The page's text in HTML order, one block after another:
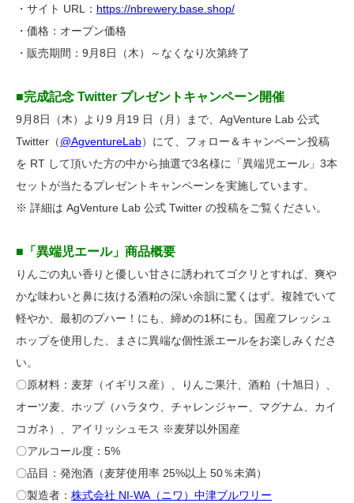
・サイト URL： https://nbrewery.base.shop/
・価格：オープン価格
・販売期間：9月8日（木）～なくなり次第終了
■完成記念 Twitter プレゼントキャンペーン開催
9月8日（木）より9 月19 日（月）まで、AgVenture Lab 公式
Twitter（@AgventureLab）にて、フォロー＆キャンペーン投稿
を RT して頂いた方の中から抽選で3名様に「異端児エール」3本
セットが当たるプレゼントキャンペーンを実施しています。
※ 詳細は AgVenture Lab 公式 Twitter の投稿をご覧ください。
■「異端児エール」商品概要
りんごの丸い香りと優しい甘さに誘われてゴクリとすれば、爽や
かな味わいと鼻に抜ける酒粕の深い余韻に驚くはず。複雑でいて
軽やか、最初のプハー！にも、締めの1杯にも。国産フレッシュ
ホップを使用した、まさに異端な個性派エールをお楽しみくださ
い。
〇原材料：麦芽（イギリス産）、りんご果汁、酒粕（十旭日）、
オーツ麦、ホップ（ハラタウ、チャレンジャー、マグナム、カイ
コガネ）、アイリッシュモス ※麦芽以外国産
〇アルコール度：5%
〇品目：発泡酒（麦芽使用率 25%以上 50％未満）
〇製造者： 株式会社 NI-WA（ニワ）中津ブルワリー